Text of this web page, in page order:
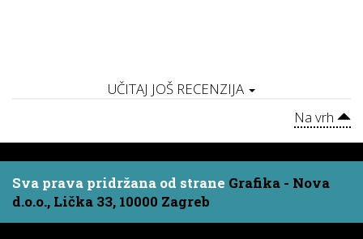
UČITAJ JOŠ RECENZIJA
Na vrh
Sva prava pridržana od strane Grafika - Nova
d.o.o., Lička 33, 10000 Zagreb